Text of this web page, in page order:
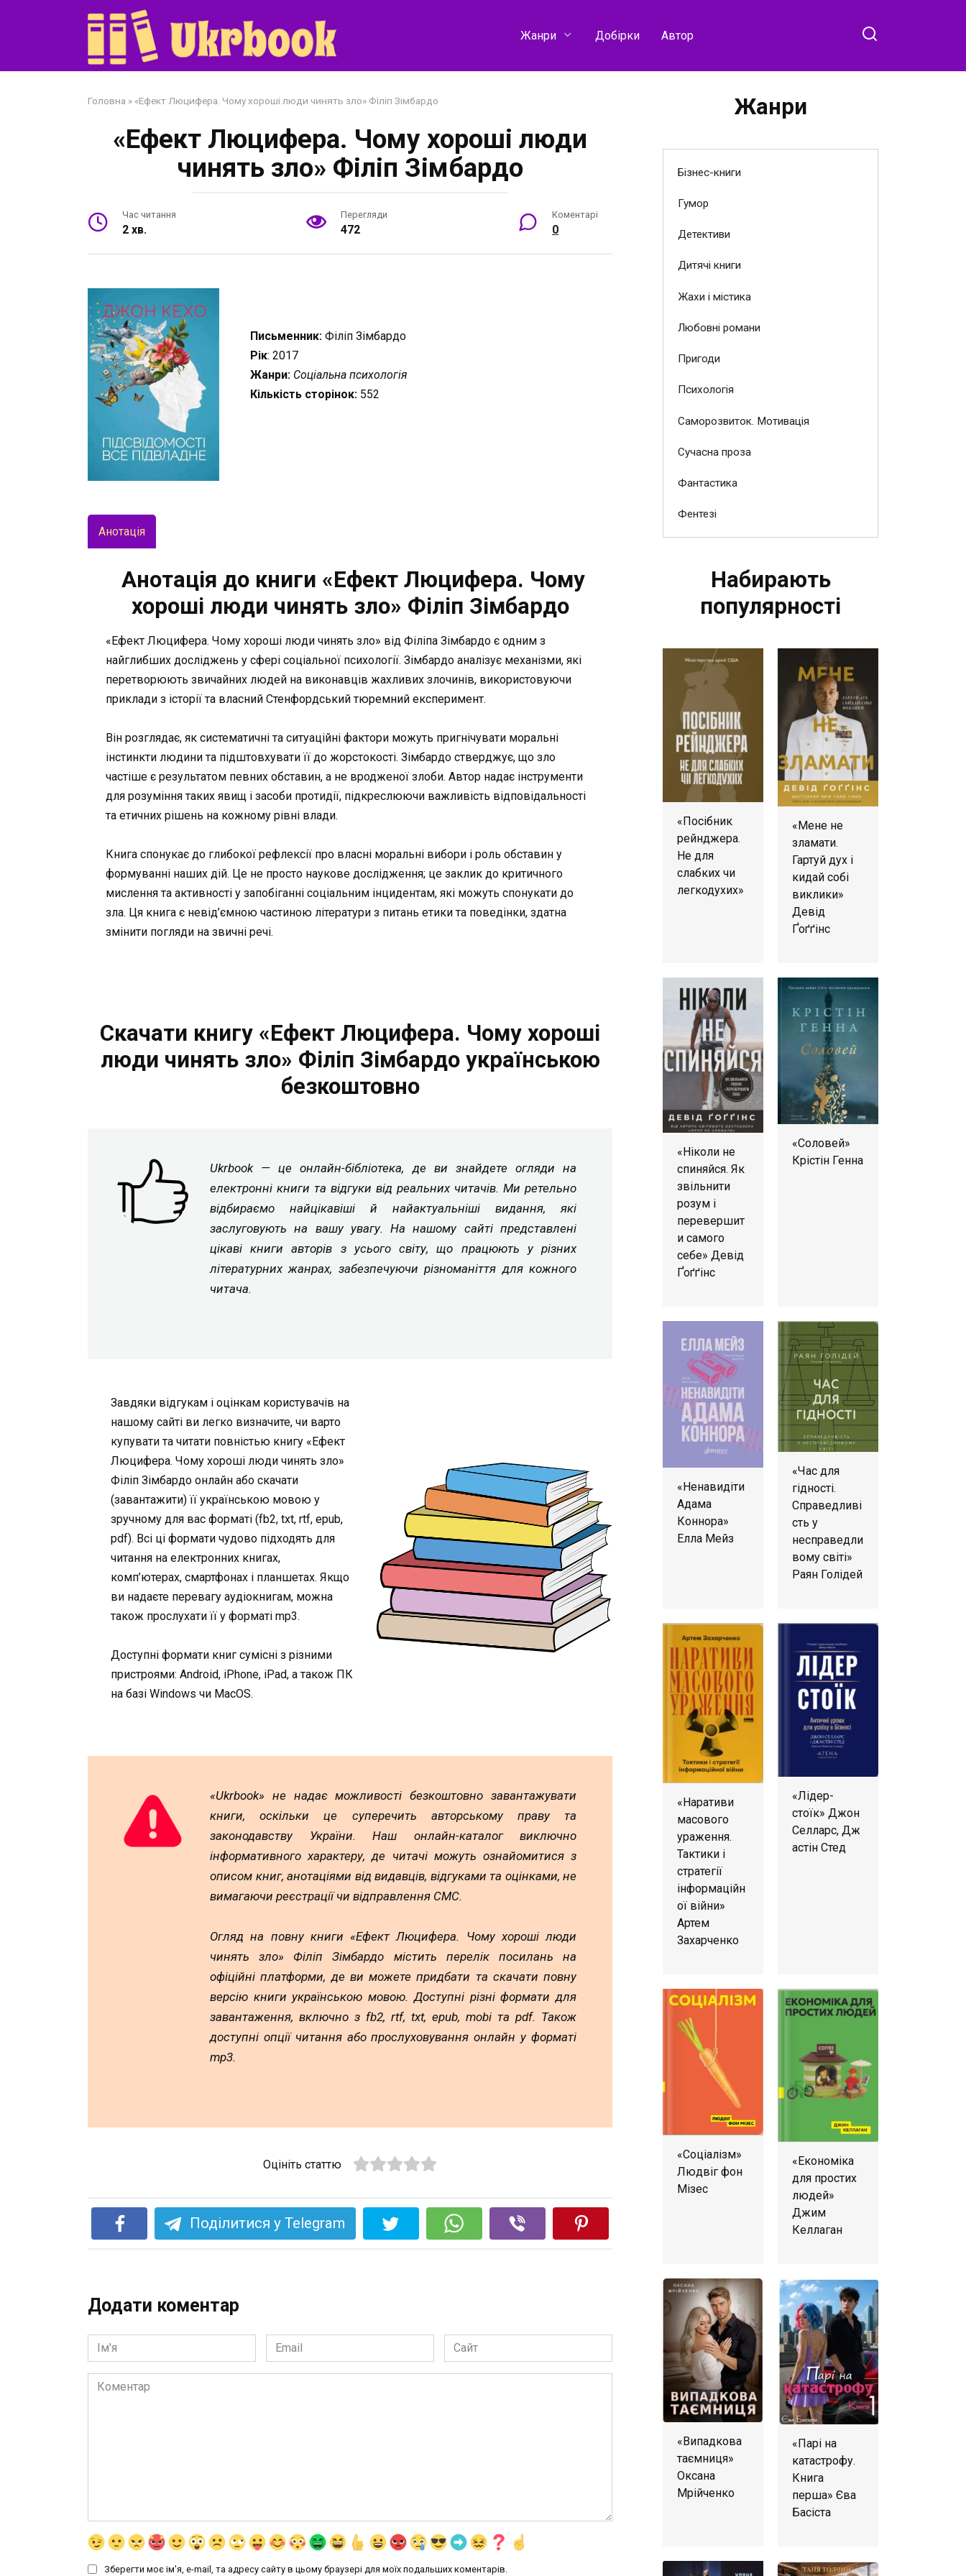
Жанри Добірки Автор
Головна » «Ефект Люцифера. Чому хороші люди чинять зло» Філіп Зімбардо
«Ефект Люцифера. Чому хороші люди
чинять зло» Філіп Зімбардо
Час читання
2 хв.
Перегляди
472
Коментарі
0
Письменник: Філіп Зімбардо
Рік: 2017
Жанри: Соціальна психологія
Кількість сторінок: 552
Анотація
Анотація до книги «Ефект Люцифера. Чому
хороші люди чинять зло» Філіп Зімбардо
«Ефект Люцифера. Чому хороші люди чинять зло» від Філіпа Зімбардо є одним з
найглибших досліджень у сфері соціальної психології. Зімбардо аналізує механізми, які
перетворюють звичайних людей на виконавців жахливих злочинів, використовуючи
приклади з історії та власний Стенфордський тюремний експеримент.
Він розглядає, як систематичні та ситуаційні фактори можуть пригнічувати моральні
інстинкти людини та підштовхувати її до жорстокості. Зімбардо стверджує, що зло
частіше є результатом певних обставин, а не вродженої злоби. Автор надає інструменти
для розуміння таких явищ і засоби протидії, підкреслюючи важливість відповідальності
та етичних рішень на кожному рівні влади.
Книга спонукає до глибокої рефлексії про власні моральні вибори і роль обставин у
формуванні наших дій. Це не просто наукове дослідження; це заклик до критичного
мислення та активності у запобіганні соціальним інцидентам, які можуть спонукати до
зла. Ця книга є невід’ємною частиною літератури з питань етики та поведінки, здатна
змінити погляди на звичні речі.
Скачати книгу «Ефект Люцифера. Чому хороші
люди чинять зло» Філіп Зімбардо українською
безкоштовно
Ukrbook — це онлайн-бібліотека, де ви знайдете огляди на
електронні книги та відгуки від реальних читачів. Ми ретельно
відбираємо найцікавіші й найактуальніші видання, які
заслуговують на вашу увагу. На нашому сайті представлені
цікаві книги авторів з усього світу, що працюють у різних
літературних жанрах, забезпечуючи різноманіття для кожного
читача.
Завдяки відгукам і оцінкам користувачів на
нашому сайті ви легко визначите, чи варто
купувати та читати повністью книгу «Ефект
Люцифера. Чому хороші люди чинять зло»
Філіп Зімбардо онлайн або скачати
(завантажити) її українською мовою у
зручному для вас форматі (fb2, txt, rtf, epub,
pdf). Всі ці формати чудово підходять для
читання на електронних книгах,
комп’ютерах, смартфонах і планшетах. Якщо
ви надаєте перевагу аудіокнигам, можна
також прослухати її у форматі mp3.
Доступні формати книг сумісні з різними
пристроями: Android, iPhone, iPad, а також ПК
на базі Windows чи MacOS.
«Ukrbook» не надає можливості безкоштовно завантажувати
книги, оскільки це суперечить авторському праву та
законодавству України. Наш онлайн-каталог виключно
інформативного характеру, де читачі можуть ознайомитися з
описом книг, анотаціями від видавців, відгуками та оцінками, не
вимагаючи реєстрації чи відправлення СМС.
Огляд на повну книги «Ефект Люцифера. Чому хороші люди
чинять зло» Філіп Зімбардо містить перелік посилань на
офіційні платформи, де ви можете придбати та скачати повну
версію книги українською мовою. Доступні різні формати для
завантаження, включно з fb2, rtf, txt, epub, mobi та pdf. Також
доступні опції читання або прослуховування онлайн у форматі
mp3.
Оцініть статтю
Поділитися у Telegram
Додати коментар
Ім'я
*
Email
*
Сайт
Коментар
Зберегти моє ім'я, e-mail, та адресу сайту в цьому браузері для моїх подальших коментарів.
Жанри
Бізнес-книги
Гумор
Детективи
Дитячі книги
Жахи і містика
Любовні романи
Пригоди
Психологія
Саморозвиток. Мотивація
Сучасна проза
Фантастика
Фентезі
Набирають
популярності
«Посібник
рейнджера.
Не для
слабких чи
легкодухих»
«Мене не
зламати.
Гартуй дух і
кидай собі
виклики»
Девід
Ґоґґінс
«Ніколи не
спиняйся. Як
звільнити
розум і
перевершит
и самого
себе» Девід
Ґоґґінс
«Соловей»
Крістін Генна
«Ненавидіти
Адама
Коннора»
Елла Мейз
«Час для
гідності.
Справедливі
сть у
несправедли
вому світі»
Раян Голідей
«Наративи
масового
ураження.
Тактики і
стратегії
інформаційн
ої війни»
Артем
Захарченко
«Лідер-
стоїк» Джон
Селларс, Дж
астін Стед
«Соціалізм»
Людвіг фон
Мізес
«Економіка
для простих
людей»
Джим
Келлаган
«Випадкова
таємниця»
Оксана
Мрійченко
«Парі на
катастрофу.
Книга
перша» Єва
Басіста